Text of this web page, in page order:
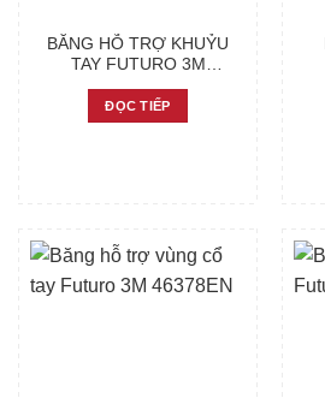
BĂNG HỖ TRỢ KHUỶU
TAY FUTURO 3M
76578EN
ĐỌC TIẾP